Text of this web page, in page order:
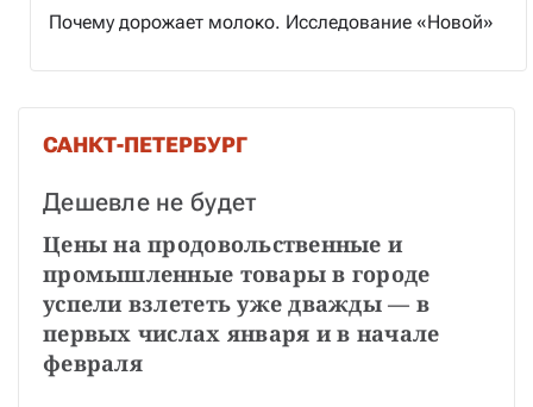
Почему дорожает молоко. Исследование «Новой»
САНКТ-ПЕТЕРБУРГ
Дешевле не будет
Цены на продовольственные и
промышленные товары в городе
успели взлететь уже дважды — в
первых числах января и в начале
февраля